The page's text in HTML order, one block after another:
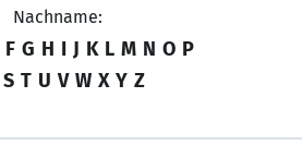
Nachname:
F G H I J K L M N O P
S T U V W X Y Z